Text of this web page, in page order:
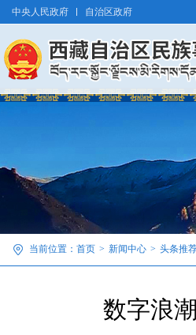
中央人民政府 自治区政府
当前位置： 首页 > 新闻中心 > 头条推
数字浪